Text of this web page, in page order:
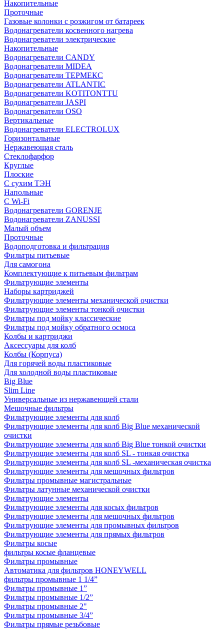
Накопительные
Проточные
Газовые колонки с розжигом от батареек
Водонагреватели косвенного нагрева
Водонагреватели электрические
Накопительные
Водонагреватели CANDY
Водонагреватели MIDEA
Водонагреватели ТЕРМЕКС
Водонагреватели ATLANTIC
Водонагреватели KOTITONTTU
Водонагреватели JASPI
Водонагреватели OSO
Вертикальные
Водонагреватели ELECTROLUX
Горизонтальные
Нержавеющая сталь
Стеклофарфор
Круглые
Плоские
С сухим ТЭН
Напольные
С Wi-Fi
Водонагреватели GORENJE
Водонагреватели ZANUSSI
Малый объем
Проточные
Водоподготовка и фильтрация
Фильтры питьевые
Для самогона
Комплектующие к питьевым фильтрам
Фильтрующие элементы
Наборы картриджей
Фильтрующие элементы механической очистки
Фильтрующие элементы тонкой очистки
Фильтры под мойку классические
Фильтры под мойку обратного осмоса
Колбы и картриджи
Аксессуары для колб
Колбы (Корпуса)
Для горячей воды пластиковые
Для холодной воды пластиковые
Big Blue
Slim Line
Универсальные из нержавеющей стали
Мешочные фильтры
Фильтрующие элементы для колб
Фильтрующие элементы для колб Big Blue механической
очистки
Фильтрующие элементы для колб Big Blue тонкой очистки
Фильтрующие элементы для колб SL - тонкая очистка
Фильтрующие элементы для колб SL -механическая очистка
Фильтрующие элементы для мешочных фильтров
Фильтры промывные магистральные
Фильтры латунные механической очистки
Фильтрующие элементы
Фильтрующие элементы для косых фильтров
Фильтрующие элементы для мешочных фильтров
Фильтрующие элементы для промывных фильтров
Фильтрующие элементы для прямых фильтров
Фильтры косые
фильтры косые фланцевые
Фильтры промывные
Автоматика для фильтров HONEYWELL
фильтры промывные 1 1/4”
Фильтры промывные 1”
Фильтры промывные 1/2”
Фильтры промывные 2"
Фильтры промывные 3/4”
Фильтры прямые резьбовые